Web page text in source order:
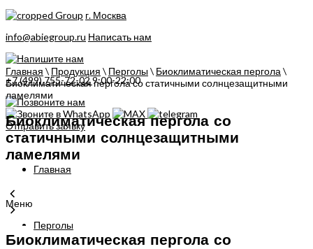
г. Москва
info@abiegroup.ru Написать нам
+7 (499) 755-72-029:00-22:00
Отправить заявку
Главная
Перголы
Меню
Главная \ Продукция \ Перголы\ Биоклиматическая пергола \
Биоклиматическая пергола со статичными солнцезащитными
ламелями
Биоклиматическая пергола со
статичными солнцезащитными
ламелями
Биоклиматическая пергола со